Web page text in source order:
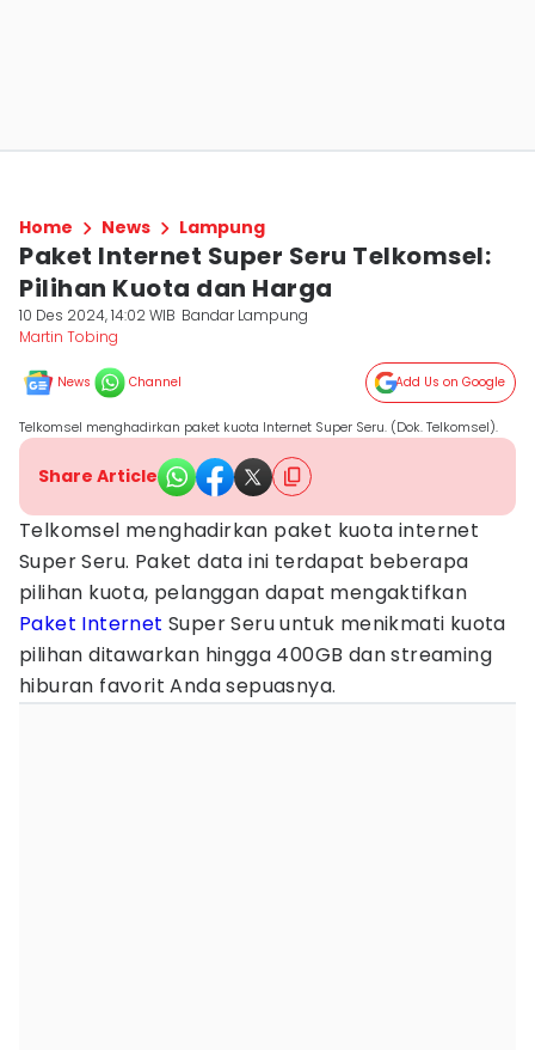
Home News Lampung
Paket Internet Super Seru Telkomsel:
Pilihan Kuota dan Harga
10 Des 2024, 14:02 WIB Bandar Lampung
Martin Tobing
News Channel Add Us on Google
Telkomsel menghadirkan paket kuota Internet Super Seru. (Dok. Telkomsel).
Share Article
Telkomsel menghadirkan paket kuota internet
Super Seru. Paket data ini terdapat beberapa
pilihan kuota, pelanggan dapat mengaktifkan
Paket Internet Super Seru untuk menikmati kuota
pilihan ditawarkan hingga 400GB dan streaming
hiburan favorit Anda sepuasnya.